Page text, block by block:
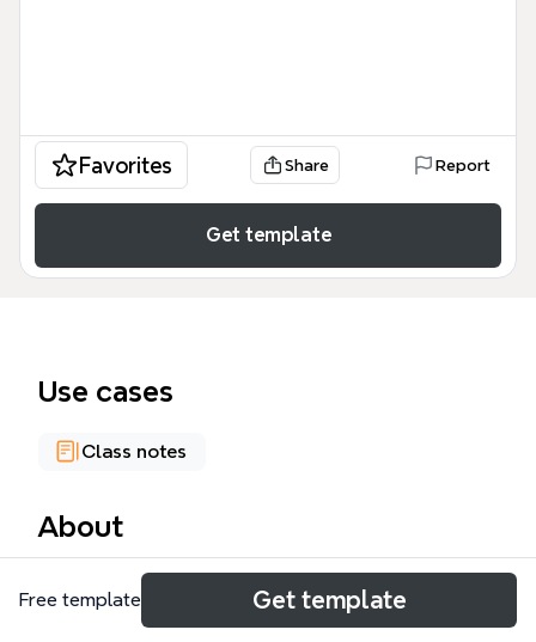
Favorites Share Report
Get template
Use cases
Class notes
About
El mapa mental 'Sistemas de Información' es una
plantilla educativa que cubre los fundamentos de
Free template Get template